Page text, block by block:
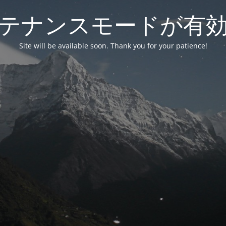
ナンスモードが有
Site will be available soon. Thank you for your patience!